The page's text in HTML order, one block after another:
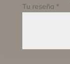
Tu reseña *